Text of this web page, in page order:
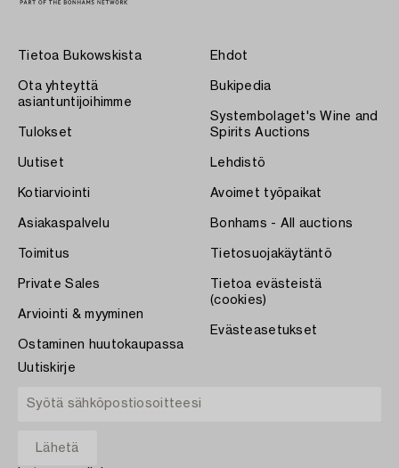
Tietoa Bukowskista
Ota yhteyttä
asiantuntijoihimme
Tulokset
Uutiset
Kotiarviointi
Asiakaspalvelu
Toimitus
Private Sales
Arviointi & myyminen
Ostaminen huutokaupassa
Ehdot
Bukipedia
Systembolaget's Wine and
Spirits Auctions
Lehdistö
Avoimet työpaikat
Bonhams - All auctions
Tietosuojakäytäntö
Tietoa evästeistä
(cookies)
Evästeasetukset
Uutiskirje